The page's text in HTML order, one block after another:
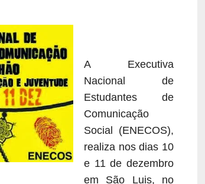
A Executiva
Nacional de
Estudantes de
Comunicação
Social (ENECOS),
realiza nos dias 10
e 11 de dezembro
em São Luis, no